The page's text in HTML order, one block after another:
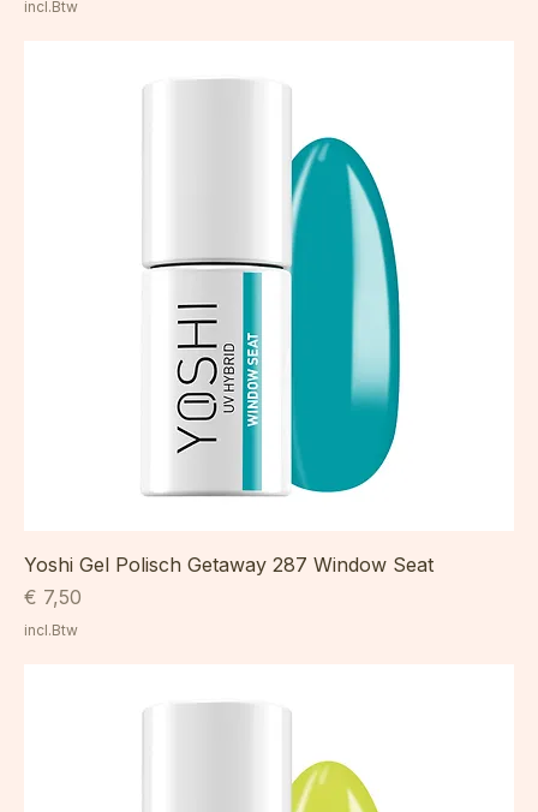
Prijs
€ 7,50
Yoshi Gel Polisch Getaway 287 Window Seat
Prijs
€ 7,50